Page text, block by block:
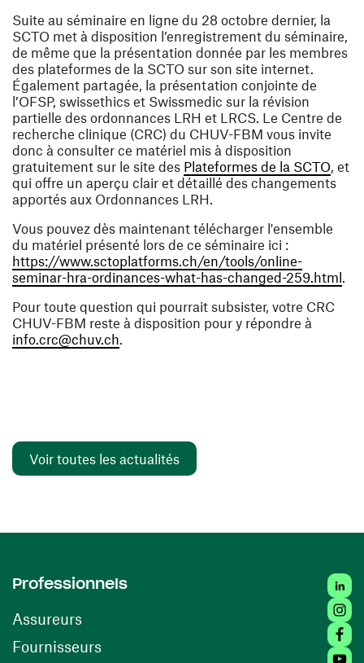
Suite au séminaire en ligne du 28 octobre dernier, la
SCTO met à disposition l’enregistrement du séminaire,
de même que la présentation donnée par les membres
des plateformes de la SCTO sur son site internet.
Également partagée, la présentation conjointe de
l’OFSP, swissethics et Swissmedic sur la révision
partielle des ordonnances LRH et LRCS. Le Centre de
recherche clinique (CRC) du CHUV-FBM vous invite
donc à consulter ce matériel mis à disposition
gratuitement sur le site des Plateformes de la SCTO, et
qui offre un aperçu clair et détaillé des changements
apportés aux Ordonnances LRH.
Vous pouvez dès maintenant télécharger l'ensemble
du matériel présenté lors de ce séminaire ici :
https://www.sctoplatforms.ch/en/tools/online-
seminar-hra-ordinances-what-has-changed-259.html.
Pour toute question qui pourrait subsister, votre CRC
CHUV-FBM reste à disposition pour y répondre à
info.crc@chuv.ch.
Voir toutes les actualités
Professionnels
Assureurs
Fournisseurs(ouvre une nouvelle fenêtre)